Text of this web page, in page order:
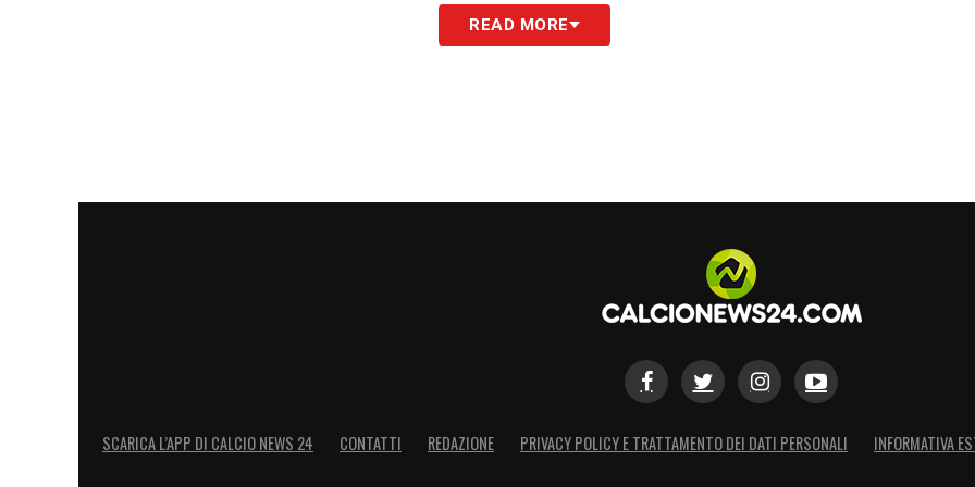
READ MORE
SCARICA L’APP DI CALCIO NEWS 24 CONTATTI REDAZIONE PRIVACY POLICY E TRATTAMENTO DEI DATI PERSONALI INFORMATIVA